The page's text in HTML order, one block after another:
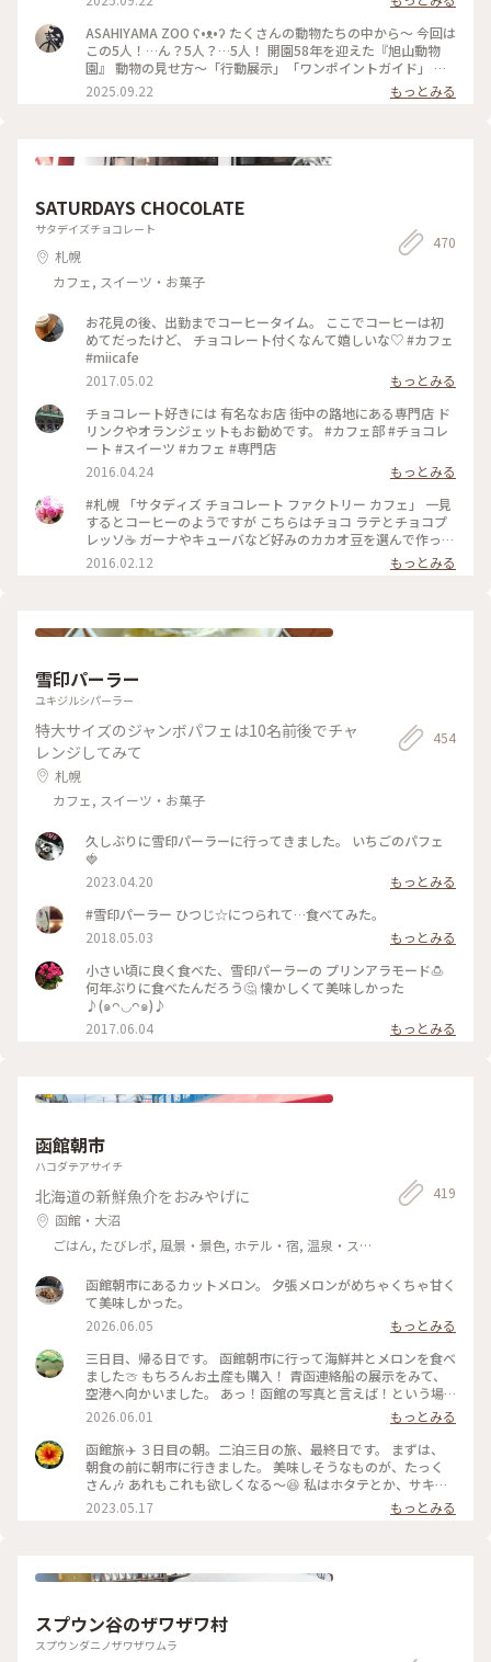
パンダ → ハシゴを渡ってるのが見れて喜んだ💗 でもかなり減
ってる😭他の動物園に行ったのかな❓ ⚫︎カバ🦛 →水中を歩くサ
マはココでしか見た事がない👏他もあるのかな？ ⚫︎キリン🦒
→ちょっと元気ないように見えて心配 ⚫︎フラミンゴ🦩 →美し
い‼︎厳選フラミンゴを📸 ⚫︎ペンギン🐧 →優雅に泳ぐサマ、立っ
てるだけでも可愛い💕 昔、極寒の時に見たペンギンパレード
ミアムサービスがありました。
り、今回の私達は知ってても買わなかったかな。 よかったら
旭川に行かれる前にチェックしてください。 ‥ 🅿️駐車場 今回
はノンビリ閑散期に行ったので正面（無料）に停められまし
た。 西＝有料 東＝無料だけど遠くて🚌 ‥ 次回は上野ファーム
港 #マイことりっぷ旅 2025/9/22
命」「生きる力」 動物のことも来園者のことも考えながら 今
の『旭山動物園」があります 夏の夜には「夜の動物園」 日中
とは違った動物の姿が見られます 冬には「ペンギンの散歩」
雪の上をテクテク歩くのは運動も兼ねて！ 人気の動物園でい
つも混んでいますが オススメは反時計回りで見ると混雑を避
けられます 今年の夏も行って来ました *カバの百吉（父）旭子
い羽が生え始めます 夏には生え揃った飾り羽を大きく広げて
た！ *大好きなオオカミ 黒いのが末っ子のノチウで寝そべって
いるのが次女のワッカ 夜の動物園なら「ワォーーーーーー
ー！」と遠吠えの姿も見られるかも〜 *カッコイイ〜オオワシ
いつか流氷の上にいるのを見たいなぁ *ペンギンは子育て中で
した 水のトンネルを泳ぐ姿を見上げると空が見えて 「空飛ぶ
ペンギン」と言われています まだまだたくさんの個性豊かな
っぷと一緒 #旭山動物園 #ひみつの絶景北海道 #ことりっぷ富
良野・美瑛・旭川 ＊えこさん〜インドクジャクが羽を広げて
いたよ
ASAHIYAMA ZOO ʕ•ᴥ•ʔ たくさんの動物たちの中から〜 今回は
この5人！…ん？5人？…5人！ 開園58年を迎えた『旭山動物
園』 動物の見せ方〜「行動展示」「ワンポイントガイド」 施
設の新設や改修 動物の入れ替えや死や誕生… 「伝えるのは…
生命」「生きる力」 動物のことも来園者のことも考えながら
歩」 雪の上をテクテク歩くのは運動も兼ねて！ 人気の動物園
旭子（母）凪子（子） 水の中を泳ぐ姿は素晴らしいです！ 名
前があるのに…行く度に「カバきち」と呼んでしまいます *イ
ンドクジャクのオス 美しい飾り羽は秋から抜け始めて…冬から
新しい羽が生え始めます 夏には生え揃った飾り羽を大きく広
げてメスにアピールします 見事に美しい飾り羽を広げてくれ
ました！ *大好きなオオカミ 黒いのが末っ子のノチウで寝そべ
っているのが次女のワッカ 夜の動物園なら「ワォーーーーー
ーー！」と遠吠えの姿も見られるかも〜 *カッコイイ〜オオワ
シ いつか流氷の上にいるのを見たいなぁ *ペンギンは子育て中
でした 水のトンネルを泳ぐ姿を見上げると空が見えて 「空飛
ぶペンギン」と言われています まだまだたくさんの個性豊か
りっぷと一緒 #旭山動物園 #ひみつの絶景北海道 #ことりっぷ
富良野・美瑛・旭川 ＊えこさん〜インドクジャクが羽を広げ
ていたよ
2025.09.22 もっとみる
SATURDAYS CHOCOLATE
サタデイズチョコレート
札幌
カフェ, スイーツ・お菓子
470
お花見の後、出勤までコーヒータイム。 ここでコーヒーは初
めてだったけど、 チョコレート付くなんて嬉しいな♡ #カフェ
#miicafe
2017.05.02
もっとみる
チョコレート好きには 有名なお店 街中の路地にある専門店 ド
リンクやオランジェットもお勧めです。 #カフェ部 #チョコレ
ート #スイーツ #カフェ #専門店
2016.04.24
もっとみる
#札幌 「サタディズ チョコレート ファクトリー カフェ」 一見
するとコーヒーのようですが こちらはチョコ ラテとチョコプ
レッソ☕️ ガーナやキューバなど好みのカカオ豆を選んで作って
もらえる濃厚なチョコドリンク❤️ カカオってすごい！ 一口飲
むごとに元気になる‼︎ バレンタインにもおすすめのチョコレー
2016.02.12 もっとみる
雪印パーラー
ユキジルシパーラー
特大サイズのジャンボパフェは10名前後でチャ
レンジしてみて
札幌
カフェ, スイーツ・お菓子
454
久しぶりに雪印パーラーに行ってきました。 いちごのパフェ
🍓
2023.04.20
もっとみる
#雪印パーラー ひつじ☆につられて…食べてみた。
2018.05.03
もっとみる
小さい頃に良く食べた、雪印パーラーの プリンアラモード🍮
何年ぶりに食べたんだろう🤔 懐かしくて美味しかった
♪(๑ᴖ◡ᴖ๑)♪
2017.06.04
もっとみる
函館朝市
ハコダテアサイチ
北海道の新鮮魚介をおみやげに
函館・大沼
ごはん, たびレポ, 風景・景色, ホテル・宿, 温泉・ス
419
函館朝市にあるカットメロン。 夕張メロンがめちゃくちゃ甘く
て美味しかった。
2026.06.05
もっとみる
三日目、帰る日です。 函館朝市に行って海鮮丼とメロンを食べ
ました🍈 もちろんお土産も購入！ 青函連絡船の展示をみて、
空港へ向かいました。 あっ！函館の写真と言えば！という場
所。 八幡坂ももちろん行ってきました。 昼、夜と写真撮って
みたけど、夜はいらなかったかも笑 三日間通して食事は特に大
満足🍽️ 海鮮とアイスクリームはたくさん食べた🍨 初めての函
館旅行はめっちゃ楽しかった💕 今回も母に感謝🙏 On the
third day, we visited Hakodate Morning Market and
throughout the three day. We ate plenty of seafood and
2026.06.01
もっとみる
函館旅✈️ ３日目の朝。二泊三日の旅、最終日です。 まずは、
朝食の前に朝市に行きました。 美味しそうなものが、たっく
さん🎶 あれもこれも欲しくなる〜😆 私はホタテとか、サキイ
カとか、乾き物中心にお買い上げー❤️ 市場は活気があって、見
てるだけでも楽しい🎶 #私のことりっぷ旅 #レトロな街 #北海
2023.05.17 もっとみる
スプウン谷のザワザワ村
スプウンダニノザワザワムラ